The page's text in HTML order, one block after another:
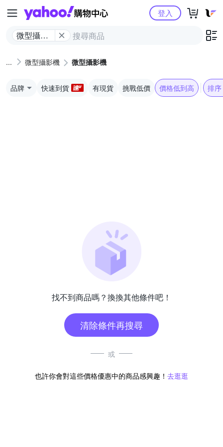
Yahoo購物中心
微型攝影
登入
微型攝影機 微型攝影機
品牌 快速到貨 有現貨 挑戰低價 價格低到高 排序
找不到商品嗎？換換其他條件吧！
清除條件再搜尋
或
也許你會對這些價格優惠中的商品感興趣！ 去逛逛